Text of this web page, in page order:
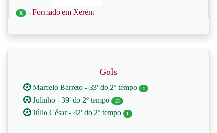
X - Formado em Xerém
Gols
Marcelo Barreto - 33' do 2º tempo 4
Julinho - 39' do 2º tempo 15
Júlio César - 42' do 2º tempo 1